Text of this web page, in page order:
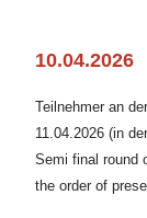
10.04.2026
Teilnehmer an
11.04.2026 (in
Semi final round
the order of